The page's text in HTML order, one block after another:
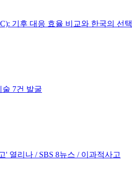
기후 대응 효율 비교와 한국의 선택
7건 발굴
열리나 / SBS 8뉴스 / 이과적사고